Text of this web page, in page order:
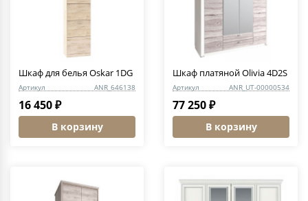
Шкаф для белья Oskar 1DG
Артикул ANR_646138
16 450 ₽
В корзину
Шкаф платяной Olivia 4D2S
Артикул ANR_UT-00000534
77 250 ₽
В корзину